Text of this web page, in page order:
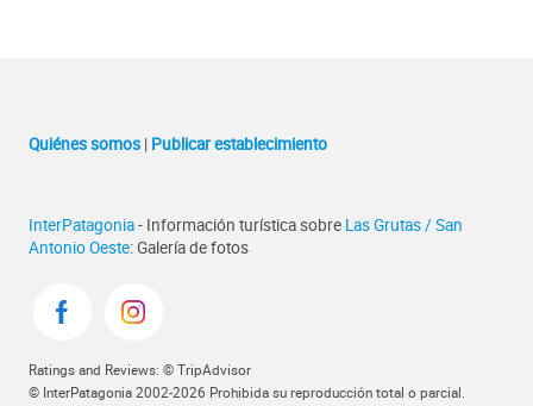
Quiénes somos | Publicar establecimiento
InterPatagonia- Información turística sobre Las Grutas / San
Antonio Oeste: Galería de fotos
Ratings and Reviews: © TripAdvisor
© InterPatagonia 2002-2026 Prohibida su reproducción total o parcial.